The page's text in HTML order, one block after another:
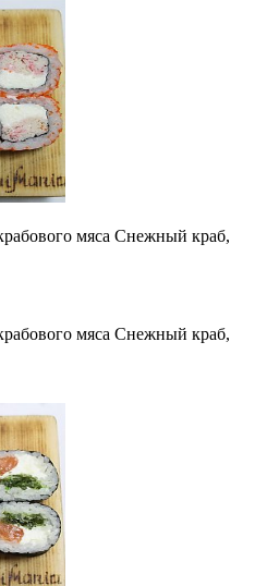
мяса Снежный краб,
мяса Снежный краб,